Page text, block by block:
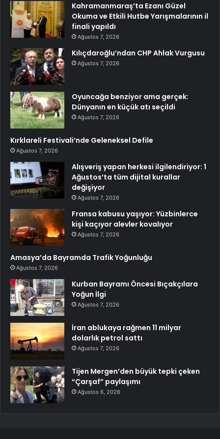
Kahramanmaraş’ta Ezanı Güzel
Okuma ve Etkili Hutbe Yarışmalarının il
finali yapıldı
Ağustos 7, 2026
Kılıçdaroğlu’ndan CHP Ahlak Vurgusu
Ağustos 7, 2026
Oyuncağa benziyor ama gerçek:
Dünyanın en küçük atı seçildi
Ağustos 7, 2026
Kırklareli Festivali’nde Geleneksel Defile
Ağustos 7, 2026
Alışveriş yapan herkesi ilgilendiriyor: 1
Ağustos’ta tüm dijital kurallar
değişiyor
Ağustos 7, 2026
Fransa kabusu yaşıyor: Yüzbinlerce
kişi kaçıyor alevler kovalıyor
Ağustos 7, 2026
Amasya’da Bayramda Trafik Yoğunluğu
Ağustos 7, 2026
Kurban Bayramı Öncesi Bıçakçılara
Yoğun İlgi
Ağustos 7, 2026
İran ablukaya rağmen 11 milyar
dolarlık petrol sattı
Ağustos 7, 2026
Tijen Mergen’den büyük tepki çeken
“Çarşaf” paylaşımı
Ağustos 6, 2026